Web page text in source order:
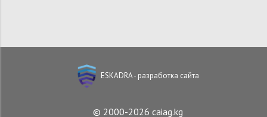
ESKADRA - разработка сайта
© 2000-2026 caiag.kg